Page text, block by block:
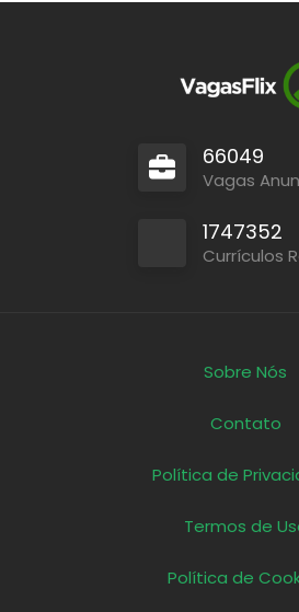
66049
Vagas
1747352
Currículos
Sobre Nós
Contato
Política de
Termos de
Política de